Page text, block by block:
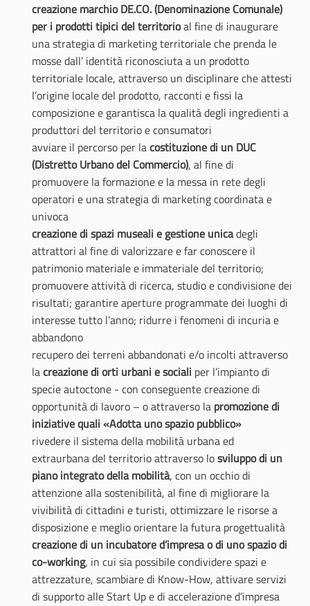
creazione marchio DE.CO. (Denominazione Comunale)
per i prodotti tipici del territorioal fine di inaugurare
una strategia di marketing territoriale che prenda le
mosse dall’ identità riconosciuta a un prodotto
territoriale locale, attraverso un disciplinare che attesti
l’origine locale del prodotto, racconti e fissi la
composizione e garantisca la qualità degli ingredienti a
produttori del territorio e consumatori
avviare il percorso per lacostituzione di un DUC
(Distretto Urbano del Commercio), al fine di
promuovere la formazione e la messa in rete degli
operatori e una strategia di marketing coordinata e
univoca
creazione di spazi museali e gestione unicadegli
attrattori al fine di valorizzare e far conoscere il
patrimonio materiale e immateriale del territorio;
promuovere attività di ricerca, studio e condivisione dei
risultati; garantire aperture programmate dei luoghi di
interesse tutto l’anno; ridurre i fenomeni di incuria e
abbandono
recupero dei terreni abbandonati e/o incolti attraverso
lacreazione di orti urbani e sociali per l’impianto di
specie autoctone - con conseguente creazione di
opportunità di lavoro – o attraverso la promozione di
iniziative quali «Adotta uno spazio pubblico»
rivedere il sistema della mobilità urbana ed
extraurbana del territorio attraverso losviluppo di un
piano integrato della mobilità, con un occhio di
attenzione alla sostenibilità, al fine di migliorare la
vivibilità di cittadini e turisti, ottimizzare le risorse a
disposizione e meglio orientare la futura progettualità
creazione di un incubatore d’impresa o di uno spazio di
co-working, in cui sia possibile condividere spazi e
attrezzature, scambiare di Know-How, attivare servizi
di supporto alle Start Up e di accelerazione d’impresa